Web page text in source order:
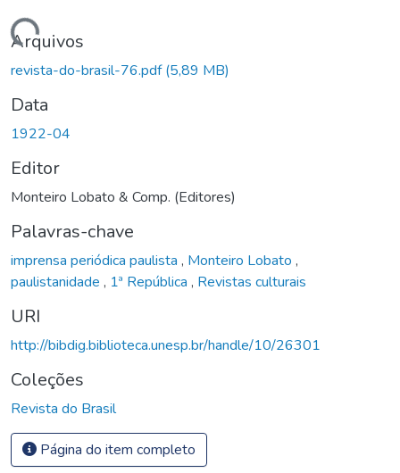
Carregando...
Arquivos
revista-do-brasil-76.pdf(5,89 MB)
Data
1922-04
Editor
Monteiro Lobato & Comp. (Editores)
Palavras-chave
imprensa periódica paulista , Monteiro Lobato ,
paulistanidade , 1ª República , Revistas culturais
URI
http://bibdig.biblioteca.unesp.br/handle/10/26301
Coleções
Revista do Brasil
Página do item completo